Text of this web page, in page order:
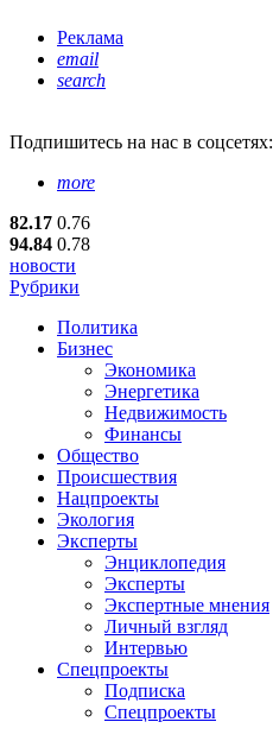
Реклама
email
search
Подпишитесь на нас в соцсетях:
more
82.17 0.76
94.84 0.78
новости
Рубрики
Политика
Бизнес
Экономика
Энергетика
Недвижимость
Финансы
Общество
Происшествия
Нацпроекты
Экология
Эксперты
Энциклопедия
Эксперты
Экспертные мнения
Личный взгляд
Интервью
Спецпроекты
Подписка
Спецпроекты